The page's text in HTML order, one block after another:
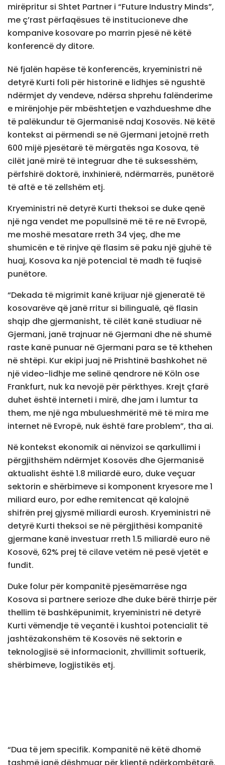
mirëpritur si Shtet Partner i “Future Industry Minds”,
me ç’rast përfaqësues të institucioneve dhe
kompanive kosovare po marrin pjesë në këtë
konferencë dy ditore.
Në fjalën hapëse të konferencës, kryeministri në
detyrë Kurti foli për historinë e lidhjes së ngushtë
ndërmjet dy vendeve, ndërsa shprehu falënderime
e mirënjohje për mbështetjen e vazhdueshme dhe
të palëkundur të Gjermanisë ndaj Kosovës. Në këtë
kontekst ai përmendi se në Gjermani jetojnë rreth
600 mijë pjesëtarë të mërgatës nga Kosova, të
cilët janë mirë të integruar dhe të suksesshëm,
përfshirë doktorë, inxhinierë, ndërmarrës, punëtorë
të aftë e të zellshëm etj.
Kryeministri në detyrë Kurti theksoi se duke qenë
një nga vendet me popullsinë më të re në Evropë,
me moshë mesatare rreth 34 vjeç, dhe me
shumicën e të rinjve që flasim së paku një gjuhë të
huaj, Kosova ka një potencial të madh të fuqisë
punëtore.
“Dekada të migrimit kanë krijuar një gjeneratë të
kosovarëve që janë rritur si bilingualë, që flasin
shqip dhe gjermanisht, të cilët kanë studiuar në
Gjermani, janë trajnuar në Gjermani dhe në shumë
raste kanë punuar në Gjermani para se të kthehen
në shtëpi. Kur ekipi juaj në Prishtinë bashkohet në
një video-lidhje me selinë qendrore në Köln ose
Frankfurt, nuk ka nevojë për përkthyes. Krejt çfarë
duhet është interneti i mirë, dhe jam i lumtur ta
them, me një nga mbulueshmëritë më të mira me
internet në Evropë, nuk është fare problem”, tha ai.
Në kontekst ekonomik ai nënvizoi se qarkullimi i
përgjithshëm ndërmjet Kosovës dhe Gjermanisë
aktualisht është 1.8 miliardë euro, duke veçuar
sektorin e shërbimeve si komponent kryesore me 1
miliard euro, por edhe remitencat që kalojnë
shifrën prej gjysmë miliardi eurosh. Kryeministri në
detyrë Kurti theksoi se në përgjithësi kompanitë
gjermane kanë investuar rreth 1.5 miliardë euro në
Kosovë, 62% prej të cilave vetëm në pesë vjetët e
fundit.
Duke folur për kompanitë pjesëmarrëse nga
Kosova si partnere serioze dhe duke bërë thirrje për
thellim të bashkëpunimit, kryeministri në detyrë
Kurti vëmendje të veçantë i kushtoi potencialit të
jashtëzakonshëm të Kosovës në sektorin e
teknologjisë së informacionit, zhvillimit softuerik,
shërbimeve, logjistikës etj.
“Dua të jem specifik. Kompanitë në këtë dhomë
tashmë janë dëshmuar për klientë ndërkombëtarë.